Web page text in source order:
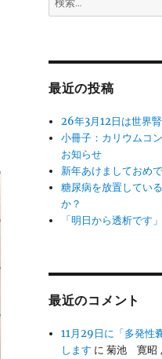
索:
最近の投稿
26年3月12日は世界
小冊子：カリウムコ
お知らせ
新年あけましておめ
糖尿病を放置してい
か？
「明日から透析です
最近のコメント
11月29日に「多発性
します に菊池 寛昭